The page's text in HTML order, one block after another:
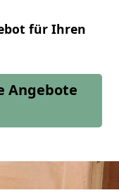
für Ihren
Angebote